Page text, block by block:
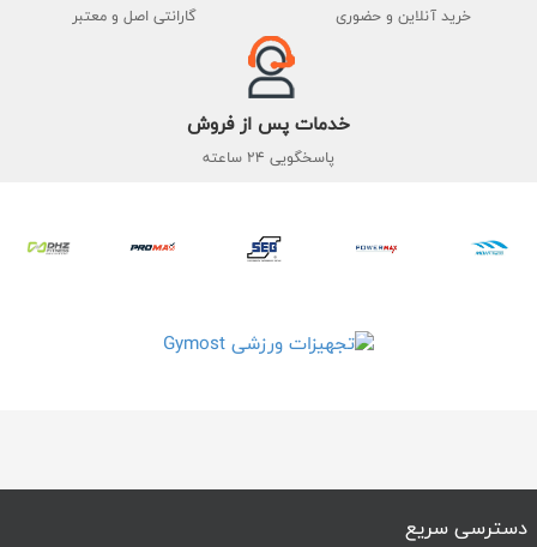
خرید آنلاین و حضوری گارانتی اصل و معتبر
خدمات پس از فروش
پاسخگویی 24 ساعته
دسترسی سریع